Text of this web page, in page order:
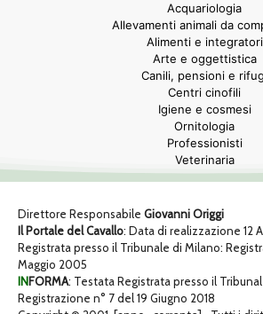
Acquariologia
Allevamenti animali da
Alimenti e integratori
Arte e oggettistica
Canili, pensioni e
Centri cinofili
Igiene e cosmesi
Ornitologia
Professionisti
Veterinaria
Direttore Responsabile Giovanni Origgi
Il Portale del Cavallo: Data di realizzazione 12
Registrata presso il Tribunale di Milano:
Maggio 2005
INFORMA: Testata Registrata presso il
Registrazione n° 7 del 19 Giugno 2018